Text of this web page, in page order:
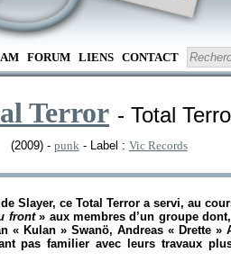
FORUM LIENS CONTACT
Terror - Total
(2009) - punk - Label : Vic Records
Slayer, ce Total Terrora servi, au
front» aux membres d’un groupe
« Kulan » Swanö, Andreas « Drette »
pas familier avec leurs travaux